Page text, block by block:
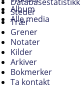
Album
Alle media
Steder
Trær
Grener
Notater
Kilder
Arkiver
Bokmerker
Ta kontakt